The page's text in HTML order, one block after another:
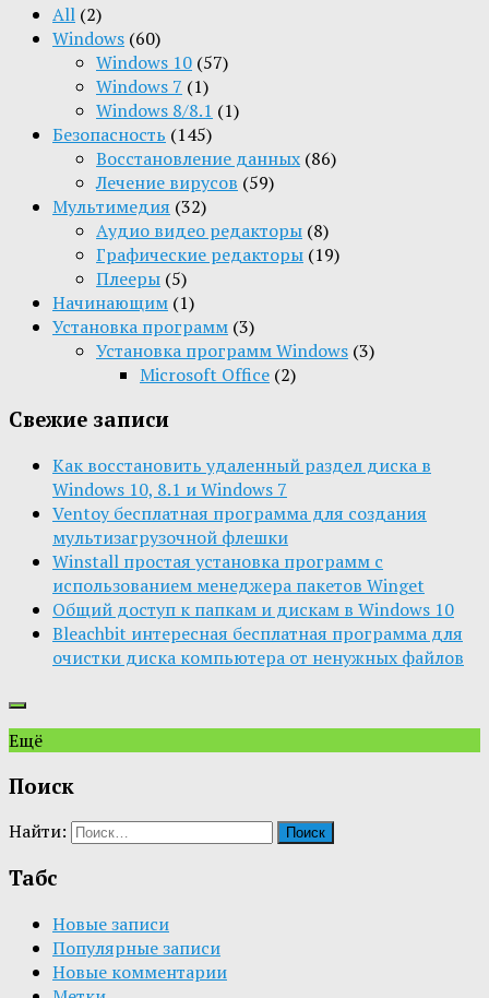
All (2)
Windows (60)
Windows 10 (57)
Windows 7 (1)
Windows 8/8.1 (1)
Безопасность (145)
Восстановление данных (86)
Лечение вирусов (59)
Мультимедия (32)
Aудио видео редакторы (8)
Графические редакторы (19)
Плееры (5)
Начинающим (1)
Установка программ (3)
Установка программ Windows (3)
Microsoft Office (2)
Свежие записи
Как восстановить удаленный раздел диска в
Windows 10, 8.1 и Windows 7
Ventoy бесплатная программа для создания
мультизагрузочной флешки
Winstall простая установка программ с
использованием менеджера пакетов Winget
Общий доступ к папкам и дискам в Windows 10
Bleachbit интересная бесплатная программа для
очистки диска компьютера от ненужных файлов
Ещё
Поиск
Найти:
Табс
Новые записи
Популярные записи
Новые комментарии